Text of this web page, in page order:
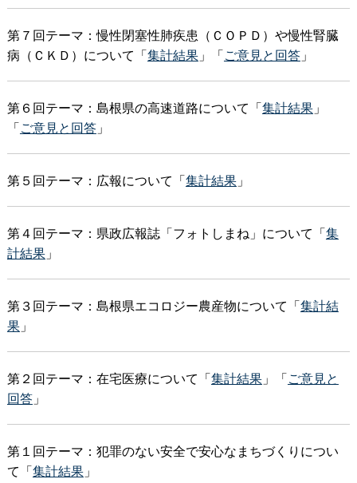
第７回テーマ：慢性閉塞性肺疾患（ＣＯＰＤ）や慢性腎臓
病（ＣＫＤ）について「集計結果」「ご意見と回答」
第６回テーマ：島根県の高速道路について「集計結果」
「ご意見と回答」
第５回テーマ：広報について「集計結果」
第４回テーマ：県政広報誌「フォトしまね」について「集
計結果」
第３回テーマ：島根県エコロジー農産物について「集計結
果」
第２回テーマ：在宅医療について「集計結果」「ご意見と
回答」
第１回テーマ：犯罪のない安全で安心なまちづくりについ
て「集計結果」